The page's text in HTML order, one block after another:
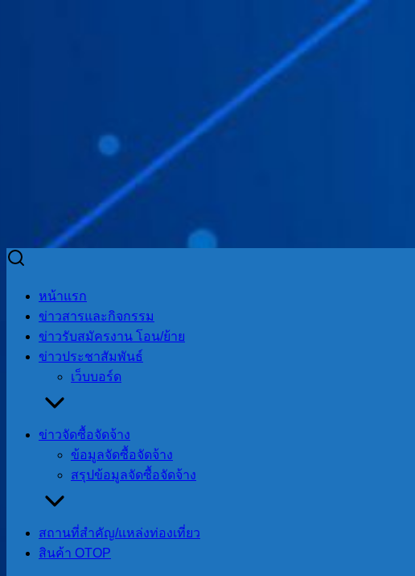
Skip
contentหน้าแรก
ข่าวสารและกิจกรรม
ข่าวรับสมัครงาน โอน/ย้าย
ข่าวประชาสัมพันธ์
เว็บบอร์ด
ข่าวจัดซื้อจัดจ้าง
ข้อมูลจัดซื้อจัดจ้าง
สรุปข้อมูลจัดซื้อจัดจ้าง
สถานที่สําคัญ/แหล่งท่องเที่ยว
สินค้า OTOP
ประวัติองค์การบริหารส่วนตำบลสบป่อง
อบต.สบป่อง
สภาตำบลสบป่องได้จัดตั้งเป็นองค์การบริหารส่วนตำบลสบป่องตามประ
๒๕๓๙ (หน้า ๑๙๕ เล่ม ๑๑๓ ตอนพิเศษ ๕๒ ง ราชกิจจานุเบกษา ๒๕ ธั
บริหารส่วนตำบลขนาดกลาง เมื่อปี พ.ศ. ๒๕๕๑